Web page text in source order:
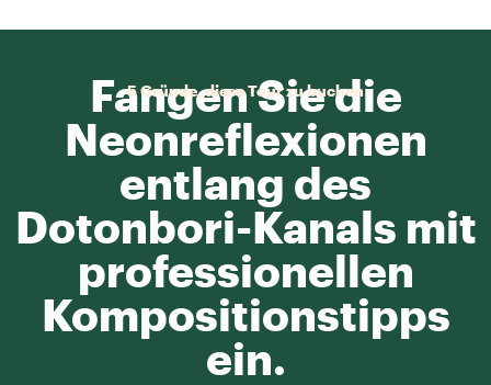
5 Gründe, diese Tour zu buchen
Fangen Sie die
Neonreflexionen
entlang des
Dotonbori-Kanals mit
professionellen
Kompositionstipps
ein.